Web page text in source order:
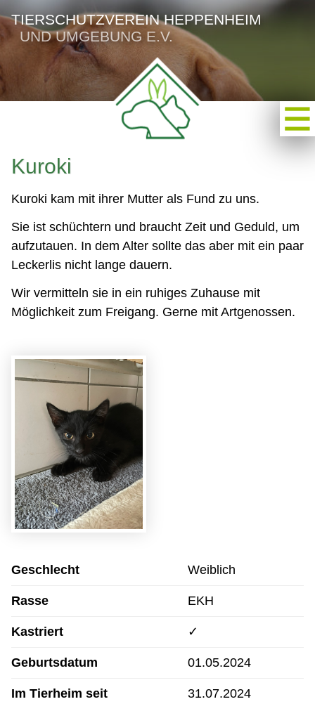
TIERSCHUTZVEREIN HEPPENHEIM
UND UMGEBUNG E.V.
Kuroki
Kuroki kam mit ihrer Mutter als Fund zu uns.
Sie ist schüchtern und braucht Zeit und Geduld, um
aufzutauen. In dem Alter sollte das aber mit ein paar
Leckerlis nicht lange dauern.
Wir vermitteln sie in ein ruhiges Zuhause mit
Möglichkeit zum Freigang. Gerne mit Artgenossen.
Geschlecht Weiblich
Rasse EKH
Kastriert ✓
Geburtsdatum 01.05.2024
Im Tierheim seit 31.07.2024